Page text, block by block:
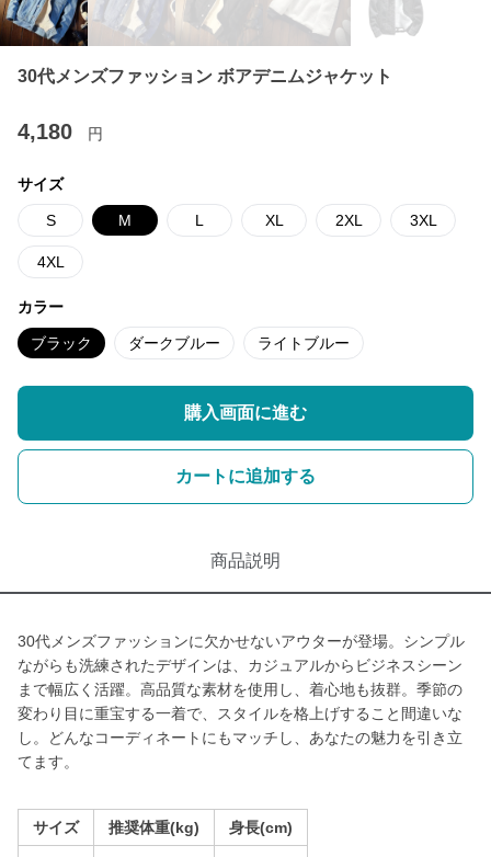
30代メンズファッション ボアデニムジャケット
4,180 円
サイズ
S M L XL 2XL 3XL
4XL
カラー
ブラック ダークブルー ライトブルー
購入画面に進む
カートに追加する
商品説明
30代メンズファッションに欠かせないアウターが登場。シンプル
ながらも洗練されたデザインは、カジュアルからビジネスシーン
まで幅広く活躍。高品質な素材を使用し、着心地も抜群。季節の
変わり目に重宝する一着で、スタイルを格上げすること間違いな
し。どんなコーディネートにもマッチし、あなたの魅力を引き立
てます。
サイズ 推奨体重(kg) 身長(cm)